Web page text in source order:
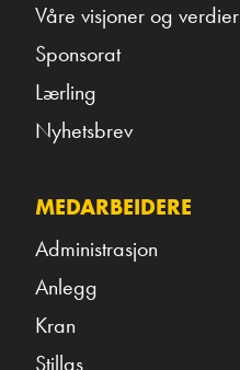
Våre visjoner og verdier
Sponsorat
Lærling
Nyhetsbrev
MEDARBEIDERE
Administrasjon
Anlegg
Kran
Stillas